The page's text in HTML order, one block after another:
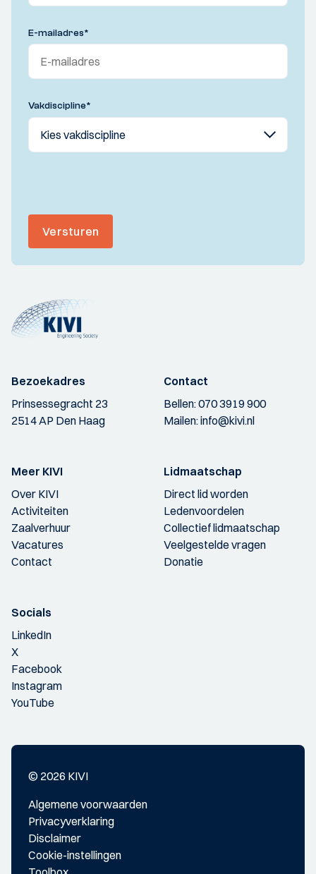
E-mailadres*
Vakdiscipline*
Versturen
Bezoekadres
Prinsessegracht 23
2514 AP Den Haag
Contact
Bellen:070 3919 900
Mailen:info@kivi.nl
Meer KIVI
Over KIVI
Activiteiten
Zaalverhuur
Vacatures
Contact
Lidmaatschap
Direct lid worden
Ledenvoordelen
Collectief lidmaatschap
Veelgestelde vragen
Donatie
Socials
LinkedIn
X
Facebook
Instagram
YouTube
© 2026 KIVI
Algemene voorwaarden
Privacyverklaring
Disclaimer
Cookie-instellingen